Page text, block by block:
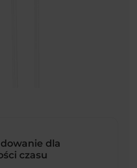
dla
czasu